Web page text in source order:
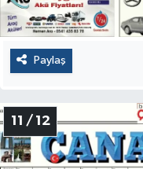
Paylaş
11 / 12